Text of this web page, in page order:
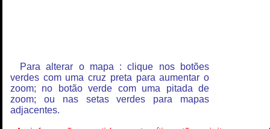
Para alterar o mapa : clique nos botões
verdes com uma cruz preta para aumentar o
zoom; no botão verde com uma pitada de
zoom; ou nas setas verdes para mapas
adjacentes.